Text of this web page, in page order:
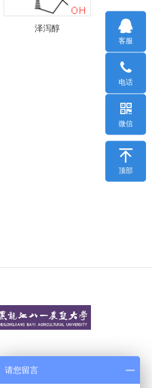
泽泻醇
微信公众号
客服
电话
微信

顶部
请您留言